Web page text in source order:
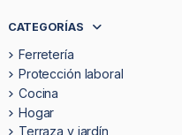
CATEGORÍAS
Ferretería
Protección laboral
Cocina
Hogar
Terraza y jardín